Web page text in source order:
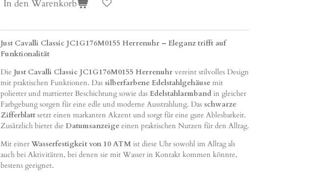
In den Warenkorb
Just Cavalli Classic JC1G176M0155 Herrenuhr – Eleganz trifft auf
Funktionalität
Die Just Cavalli Classic JC1G176M0155 Herrenuhr vereint stilvolles Design
mit praktischen Funktionen. Das silberfarbene Edelstahlgehäuse mit
polierter und mattierter Beschichtung sowie das Edelstahlarmband in gleicher
Farbgebung sorgen für eine edle und moderne Ausstrahlung. Das schwarze
Zifferblatt setzt einen markanten Akzent und sorgt für eine gute Ablesbarkeit.
Zusätzlich bietet die Datumsanzeige einen praktischen Nutzen für den Alltag.
Mit einerWasserfestigkeit von 10 ATM ist diese Uhr sowohl im Alltag als
auch bei Aktivitäten, bei denen sie mit Wasser in Kontakt kommen könnte,
bestens geeignet.